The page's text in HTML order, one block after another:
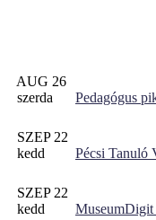
AUG 26
szerda
Pedagógus
SZEP 22
kedd
Pécsi Tanuló
SZEP 22
kedd
MuseumDigit